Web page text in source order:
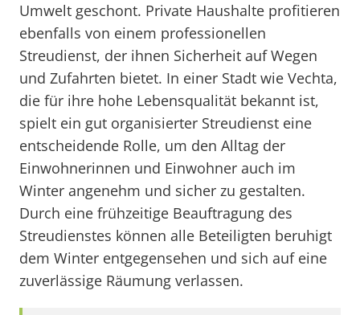
Umwelt geschont. Private Haushalte profitieren
ebenfalls von einem professionellen
Streudienst, der ihnen Sicherheit auf Wegen
und Zufahrten bietet. In einer Stadt wie Vechta,
die für ihre hohe Lebensqualität bekannt ist,
spielt ein gut organisierter Streudienst eine
entscheidende Rolle, um den Alltag der
Einwohnerinnen und Einwohner auch im
Winter angenehm und sicher zu gestalten.
Durch eine frühzeitige Beauftragung des
Streudienstes können alle Beteiligten beruhigt
dem Winter entgegensehen und sich auf eine
zuverlässige Räumung verlassen.